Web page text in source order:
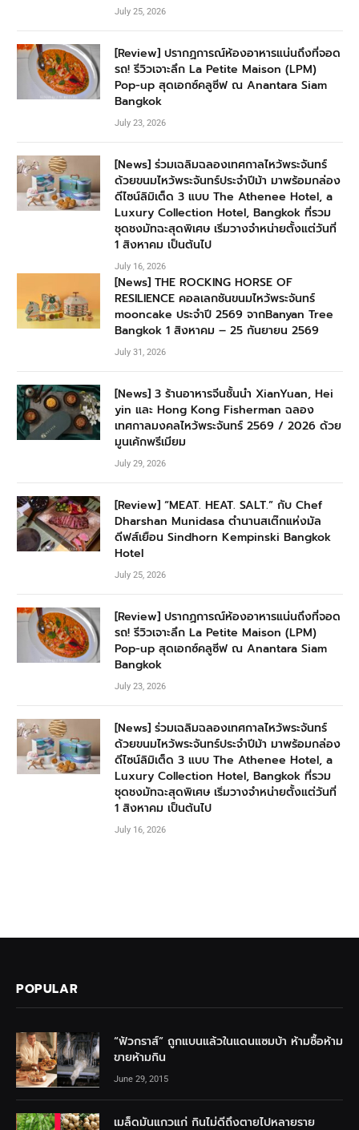
July 25, 2026
[Review] ปรากฏการณ์ห้องอาหารแน่นถึงที่จอด
รถ! รีวิวเจาะลึก La Petite Maison (LPM)
Pop-up สุดเอกซ์คลูซีฟ ณ Anantara Siam
Bangkok
July 23, 2026
[News] ร่วมเฉลิมฉลองเทศกาลไหว้พระจันทร์
ด้วยขนมไหว้พระจันทร์ประจำปีม้า มาพร้อมกล่อง
ดีไซน์ลิมิเต็ด 3 แบบ The Athenee Hotel, a
Luxury Collection Hotel, Bangkok ที่รวม
ชุดชงมัทฉะสุดพิเศษ เริ่มวางจำหน่ายตั้งแต่วันที่
1 สิงหาคม เป็นต้นไป
July 16, 2026
[News] THE ROCKING HORSE OF
RESILIENCE คอลเลกชันขนมไหว้พระจันทร์
mooncake ประจำปี 2569 จากBanyan Tree
Bangkok 1 สิงหาคม – 25 กันยายน 2569
July 31, 2026
[News] 3 ร้านอาหารจีนชั้นนำ XianYuan, Hei
yin และ Hong Kong Fisherman ฉลอง
เทศกาลมงคลไหว้พระจันทร์ 2569 / 2026 ด้วย
มูนเค้กพรีเมียม
July 29, 2026
[Review] “MEAT. HEAT. SALT.” กับ Chef
Dharshan Munidasa ตำนานสเต๊กแห่งมัล
ดีฟส์เยือน Sindhorn Kempinski Bangkok
Hotel
July 25, 2026
[Review] ปรากฏการณ์ห้องอาหารแน่นถึงที่จอด
รถ! รีวิวเจาะลึก La Petite Maison (LPM)
Pop-up สุดเอกซ์คลูซีฟ ณ Anantara Siam
Bangkok
July 23, 2026
[News] ร่วมเฉลิมฉลองเทศกาลไหว้พระจันทร์
ด้วยขนมไหว้พระจันทร์ประจำปีม้า มาพร้อมกล่อง
ดีไซน์ลิมิเต็ด 3 แบบ The Athenee Hotel, a
Luxury Collection Hotel, Bangkok ที่รวม
ชุดชงมัทฉะสุดพิเศษ เริ่มวางจำหน่ายตั้งแต่วันที่
1 สิงหาคม เป็นต้นไป
July 16, 2026
POPULAR
“ฟัวกราส์” ถูกแบนแล้วในแดนแซมบ้า ห้ามซื้อห้าม
ขายห้ามกิน
June 29, 2015
เมล็ดมันแกวแก่ กินไม่ดีถึงตายไปหลายราย